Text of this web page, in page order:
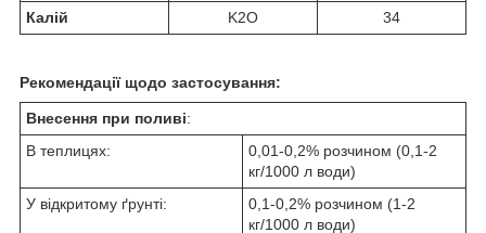
Калій
K2O 34
Рекомендації щодо застосування:
Внесення при поливі:
В теплицях:
0,01-0,2% розчином (0,1-2
кг/1000 л води)
У відкритому ґрунті:
0,1-0,2% розчином (1-2
кг/1000 л води)